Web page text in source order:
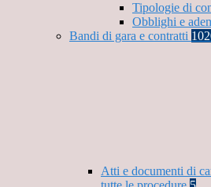
Tipologie di
Obblighi e
Bandi di gara e contratti
Atti e documenti di